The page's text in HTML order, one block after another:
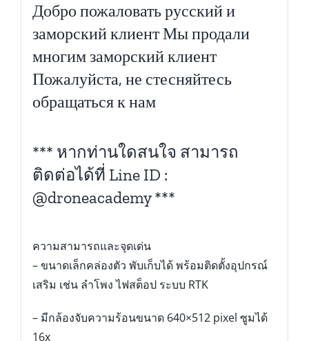
Добро пожаловать русский и
заморский клиент Мы продали
многим заморский клиент
Пожалуйста, не стесняйтесь
обращаться к нам
*** หากท่านใดสนใจ สามารถ
ติดต่อได้ที่ Line ID :
@droneacademy ***
ความสามารถและจุดเด่น
– ขนาดเล็กคล่องตัว พับเก็บได้ พร้อมติดตั้งอุปกรณ์
เสริม เช่น ลำโพง ไฟสต็อป ระบบ RTK
– มีกล้องจับความร้อนขนาด 640×512 pixel ซูมได้
16x